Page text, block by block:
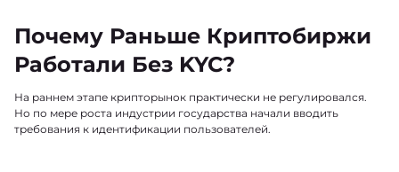
Почему Раньше Криптобиржи
Работали Без KYC?
На раннем этапе крипторынок практически не регулировался.
Но по мере роста индустрии государства начали вводить
требования к идентификации пользователей.